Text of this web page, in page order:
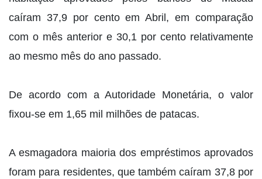
caíram 37,9 por cento em Abril, em comparação
com o mês anterior e 30,1 por cento relativamente
ao mesmo mês do ano passado.
De acordo com a Autoridade Monetária, o valor
fixou-se em 1,65 mil milhões de patacas.
A esmagadora maioria dos empréstimos aprovados
foram para residentes, que também caíram 37,8 por